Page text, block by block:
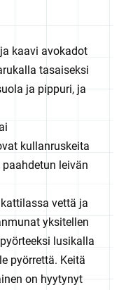
kaavi avokadot
tasaiseksi
ja pippuri, ja
kullanruskeita
leivän
vettä ja
yksitellen
lusikalla
pyörrettä. Keitä
on hyytynyt